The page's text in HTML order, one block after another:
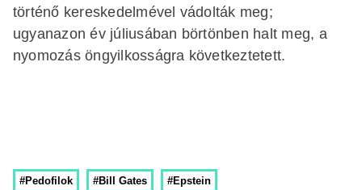
történő kereskedelmével vádolták meg;
ugyanazon év júliusában börtönben halt meg, a
nyomozás öngyilkosságra következtetett.
#Pedofilok #Bill Gates #Epstein